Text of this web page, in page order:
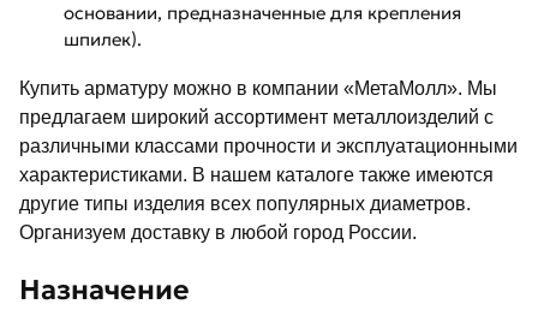
основании, предназначенные для крепления
шпилек).
Купить арматуру можно в компании «МетаМолл». Мы
предлагаем широкий ассортимент металлоизделий с
различными классами прочности и эксплуатационными
характеристиками. В нашем каталоге также имеются
другие типы изделия всех популярных диаметров.
Организуем доставку в любой город России.
Назначение